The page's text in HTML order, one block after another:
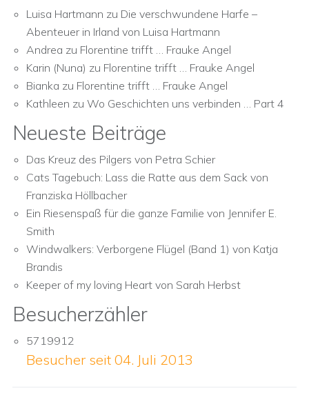
Luisa Hartmann zu Die verschwundene Harfe –
Abenteuer in Irland von Luisa Hartmann
Andrea zu Florentine trifft … Frauke Angel
Karin (Nuna) zu Florentine trifft … Frauke Angel
Bianka zu Florentine trifft … Frauke Angel
Kathleen zu Wo Geschichten uns verbinden … Part 4
Neueste Beiträge
Das Kreuz des Pilgers von Petra Schier
Cats Tagebuch: Lass die Ratte aus dem Sack von
Franziska Höllbacher
Ein Riesenspaß für die ganze Familie von Jennifer E.
Smith
Windwalkers: Verborgene Flügel (Band 1) von Katja
Brandis
Keeper of my loving Heart von Sarah Herbst
Besucherzähler
5719912
Besucher seit 04. Juli 2013